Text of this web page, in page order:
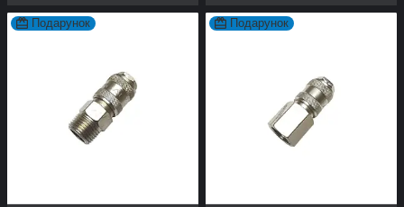
Подарунок Подарунок